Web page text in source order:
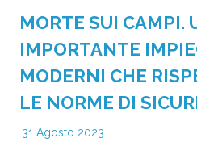
MORTE SUI CAMPI.
IMPORTANTE
MODERNI CHE
LE NORME DI
31 Agosto 2023